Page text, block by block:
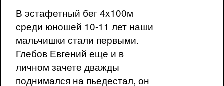
В эстафетный бег 4x100м
среди юношей 10-11 лет наши
мальчишки стали первыми.
Глебов Евгений еще и в
личном зачете дважды
поднимался на пьедестал, он